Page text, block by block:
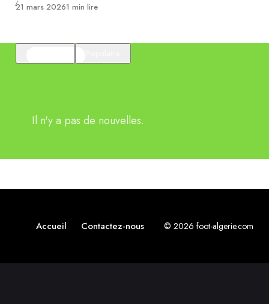
Publié
21 mars 20261 min lire
Il n'y a pas de nouvelles.
Accueil Contactez-nous © 2026 foot-algerie.com